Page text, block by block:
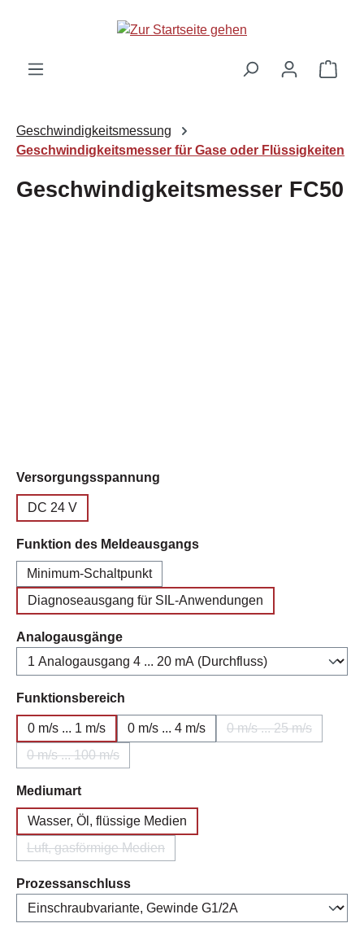
Zum Hauptinhalt springen
Geschwindigkeitsmessung
Geschwindigkeitsmesser für Gase oder Flüssigkeiten
Geschwindigkeitsmesser FC50
Versorgungsspannung
DC 24 V
Funktion des Meldeausgangsauswählen
Minimum-Schaltpunkt
Diagnoseausgang für SIL-Anwendungen
Analogausgängeauswählen
Funktionsbereich
0 m/s ... 1 m/s 0 m/s ... 4 m/s 0 m/s ... 25 m/s
0 m/s ... 100 m/s
(Diese Option ist zurzeit nicht verfügbar.)
Mediumartauswählen
Wasser, Öl, flüssige Medien
Luft, gasförmige Medien
(Diese Option ist zurzeit nicht verfügbar.)
Prozessanschlussauswählen